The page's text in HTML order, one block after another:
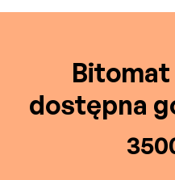
Bitomat
dostępna